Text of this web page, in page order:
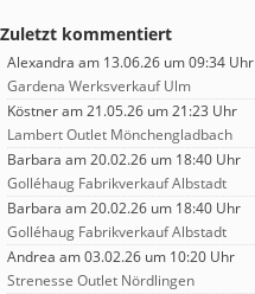
Zuletzt kommentiert
Alexandra am 13.06.26 um 09:34 Uhr
Gardena Werksverkauf Ulm
Köstneram 21.05.26 um 21:23 Uhr
Lambert Outlet Mönchengladbach
Barbara am 20.02.26 um 18:40 Uhr
Golléhaug Fabrikverkauf Albstadt
Barbara am 20.02.26 um 18:40 Uhr
Golléhaug Fabrikverkauf Albstadt
Andrea am 03.02.26 um 10:20 Uhr
Strenesse Outlet Nördlingen